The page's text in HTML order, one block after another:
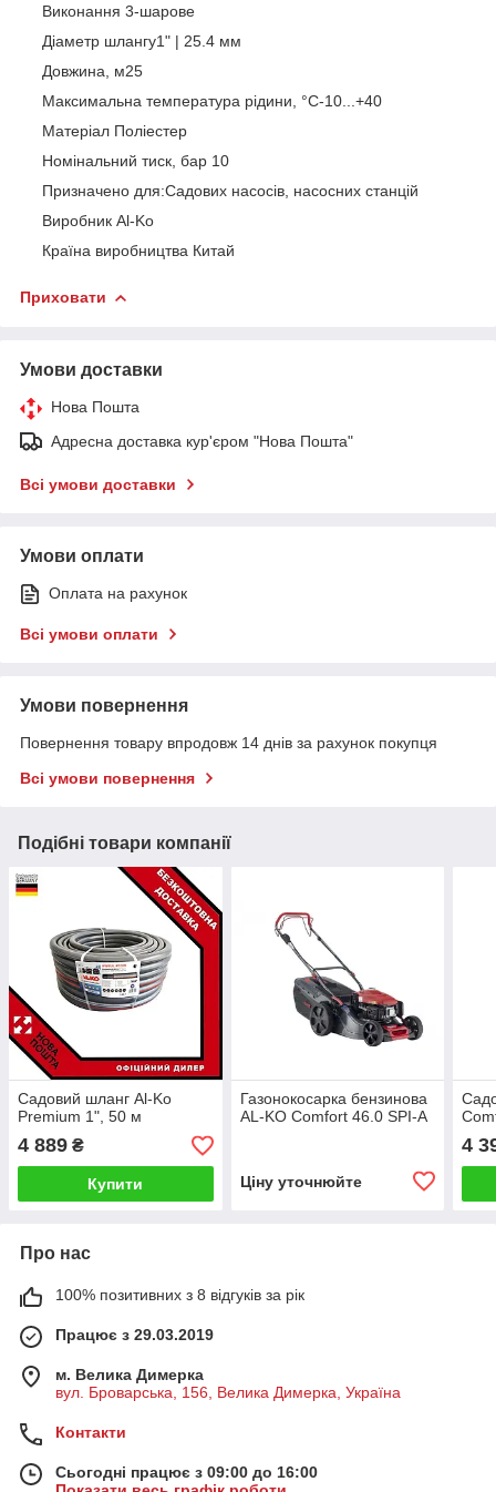
Виконання 3-шарове
Діаметр шлангу1" | 25.4 мм
Довжина, м25
Максимальна температура рідини, °C-10...+40
Матеріал Поліестер
Номінальний тиск, бар 10
Призначено для:Садових насосів, насосних станцій
Виробник Al-Ko
Країна виробництва Китай
Приховати
Умови доставки
Нова Пошта
Адресна доставка кур'єром "Нова Пошта"
Всі умови доставки
Умови оплати
Оплата на рахунок
Всі умови оплати
Умови повернення
Повернення товару впродовж 14 днів за рахунок покупця
Всі умови повернення
Подібні товари компанії
Садовий шланг Al-Ko
Premium 1", 50 м
4 889 ₴
Купити
Газонокосарка бензинова
AL-KO Comfort 46.0 SPI-A
Ціну уточнюйте
4
Про нас
100% позитивних з 8 відгуків за рік
Працює з 29.03.2019
м. Велика Димерка
вул. Броварська, 156, Велика Димерка, Україна
Контакти
Сьогодні працює з 09:00 до 16:00